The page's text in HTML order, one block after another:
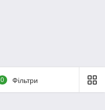
0 Фільтри